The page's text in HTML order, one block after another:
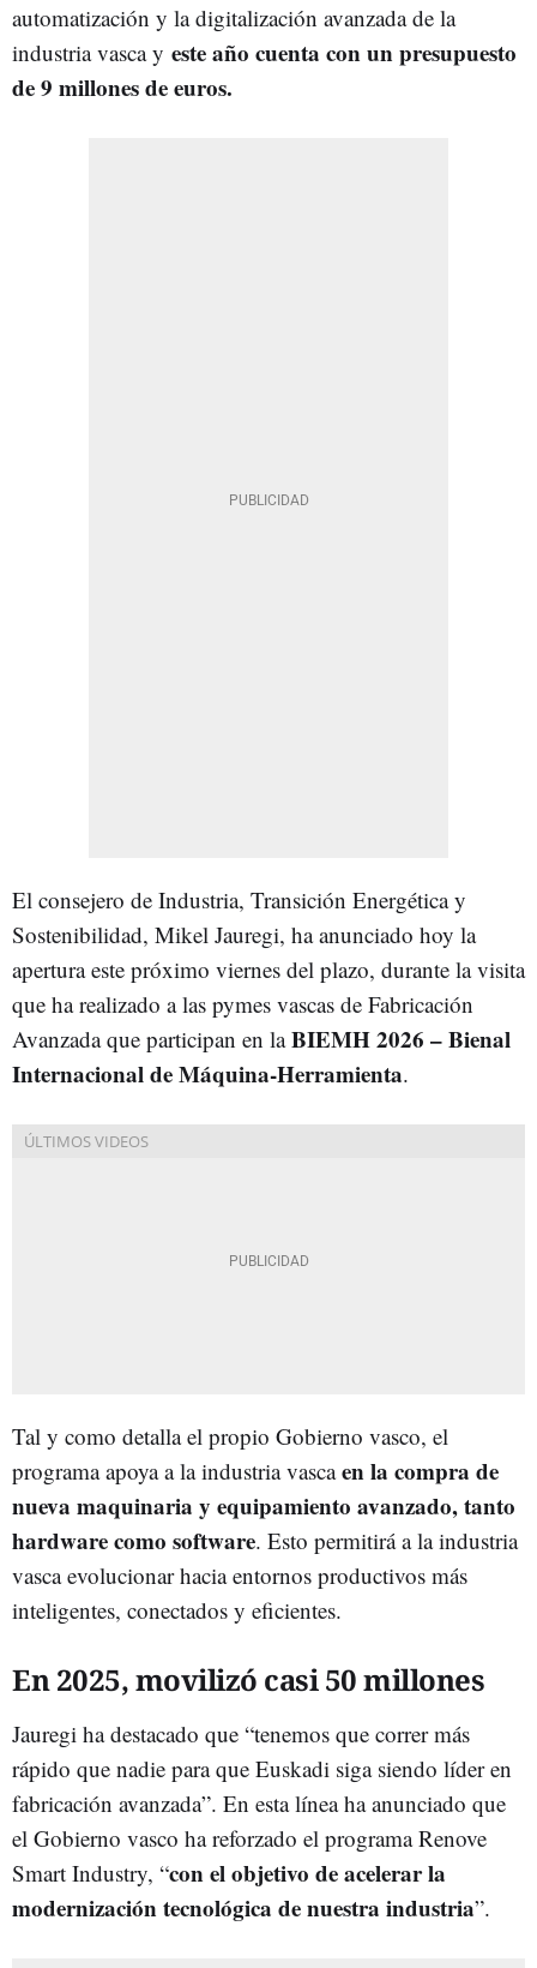
automatización y la digitalización avanzada de la
industria vasca y este año cuenta con un presupuesto
de 9 millones de euros.
El consejero de Industria, Transición Energética y
Sostenibilidad, Mikel Jauregi, ha anunciado hoy la
apertura este próximo viernes del plazo, durante la visita
que ha realizado a las pymes vascas de Fabricación
Avanzada que participan en laBIEMH 2026 – Bienal
Internacional de Máquina-Herramienta.
Tal y como detalla el propio Gobierno vasco, el
programa apoya a la industria vascaen la compra de
nueva maquinaria y equipamiento avanzado, tanto
hardware como software. Esto permitirá a la industria
vasca evolucionar hacia entornos productivos más
inteligentes, conectados y eficientes.
En 2025, movilizó casi 50 millones
Jauregi ha destacado que “tenemos que correr más
rápido que nadie para que Euskadi siga siendo líder en
fabricación avanzada”. En esta línea ha anunciado que
el Gobierno vasco ha reforzado el programa Renove
Smart Industry, “con el objetivo de acelerar la
modernización tecnológica de nuestra industria”.